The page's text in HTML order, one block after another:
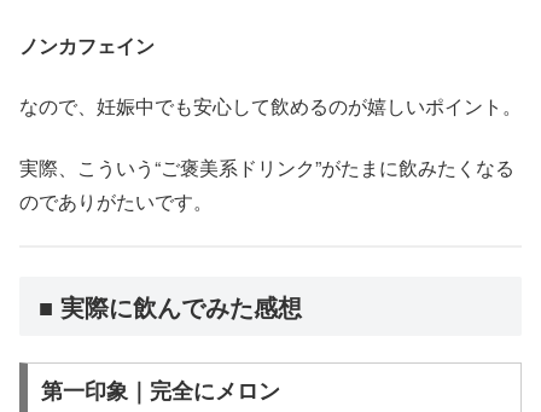
ノンカフェイン
なので、妊娠中でも安心して飲めるのが嬉しいポイント。
実際、こういう“ご褒美系ドリンク”がたまに飲みたくなる
のでありがたいです。
■ 実際に飲んでみた感想
第一印象｜完全にメロン